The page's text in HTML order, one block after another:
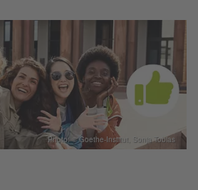
Photo: © Goethe-Institut, Sonja Tobias